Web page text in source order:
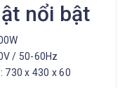
nổi bật
/ 50-60Hz
: 730 x 430 x 60